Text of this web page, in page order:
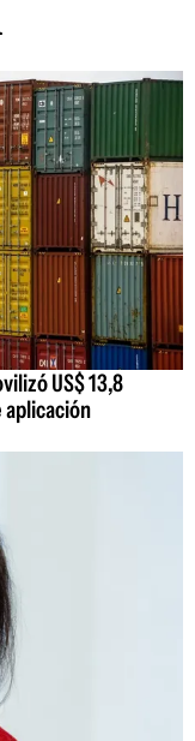
US$ 13,8
aplicación